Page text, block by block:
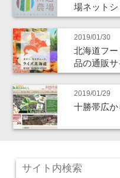
場ネット
2019/01/30
北海道フ
品の通販サ
2019/01/29
十勝帯広か